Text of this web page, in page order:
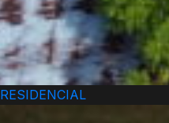
RESIDENCIAL